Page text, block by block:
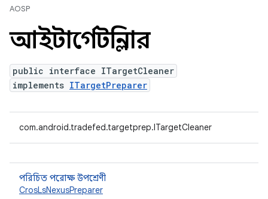
AOSP
আইটার্গেটক্লিনার
public interface ITargetCleaner
implements ITargetPreparer
com.android.tradefed.targetprep.ITargetCleaner
পরিচিত পরোক্ষ উপশ্রেণী
CrosLsNexusPreparer